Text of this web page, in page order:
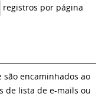
registros por página
são encaminhados ao
de lista de e-mails ou